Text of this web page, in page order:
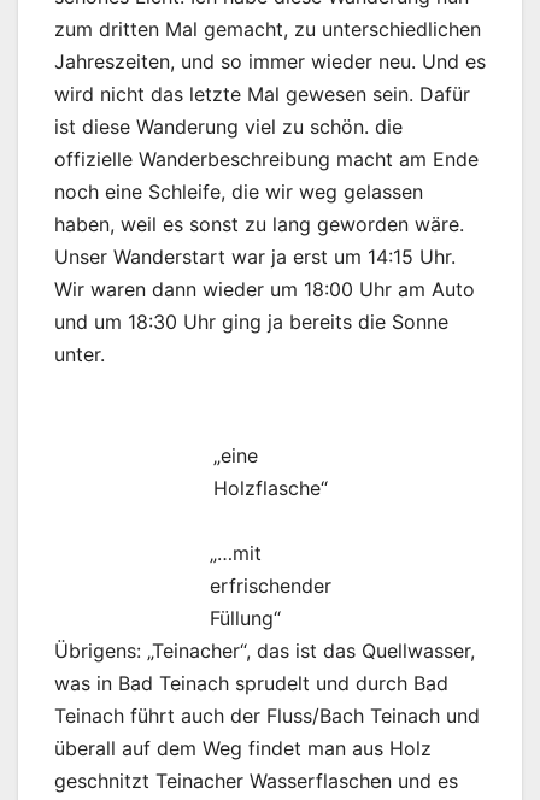
zum dritten Mal gemacht, zu unterschiedlichen
Jahreszeiten, und so immer wieder neu. Und es
wird nicht das letzte Mal gewesen sein. Dafür
ist diese Wanderung viel zu schön. die
offizielle Wanderbeschreibung macht am Ende
noch eine Schleife, die wir weg gelassen
haben, weil es sonst zu lang geworden wäre.
Unser Wanderstart war ja erst um 14:15 Uhr.
Wir waren dann wieder um 18:00 Uhr am Auto
und um 18:30 Uhr ging ja bereits die Sonne
unter.
„eine
Holzflasche“
„…mit
erfrischender
Füllung“
Übrigens: „Teinacher“, das ist das Quellwasser,
was in Bad Teinach sprudelt und durch Bad
Teinach führt auch der Fluss/Bach Teinach und
überall auf dem Weg findet man aus Holz
geschnitzt Teinacher Wasserflaschen und es